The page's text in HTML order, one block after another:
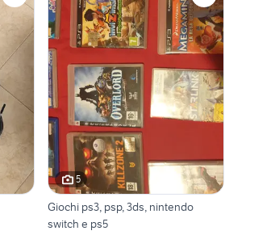
5
Giochi ps3, psp, 3ds, nintendo
switch e ps5